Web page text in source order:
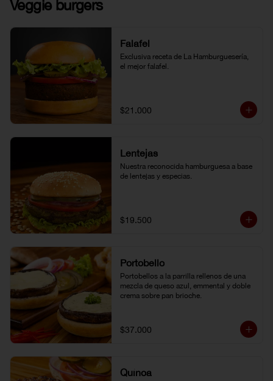
Veggie burgers
Falafel
Exclusiva receta de La Hamburguesería,
el mejor falafel.
$21.000
Lentejas
Nuestra reconocida hamburguesa a base
de lentejas y especias.
$19.500
Portobello
Portobellos a la parrilla rellenos de una
mezcla de queso azul, emmental y doble
crema sobre pan brioche.
$37.000
Quínoa